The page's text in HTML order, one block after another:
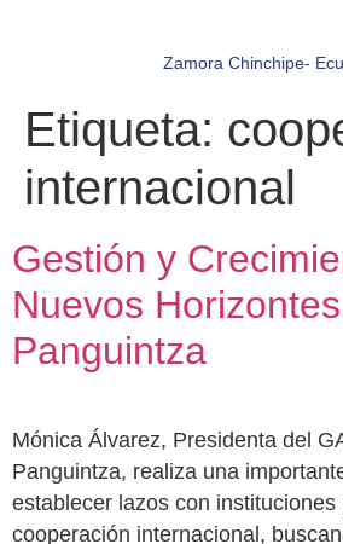
Zamora Chinchipe-
Etiqueta:
internacional
Gestión y
Nuevos
Panguintza
Mónica Álvarez, Presidenta del
Panguintza, realiza una
establecer lazos con instituciones
cooperación internacional,